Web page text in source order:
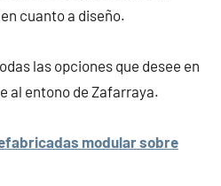
cuanto a diseño.
las opciones que desee en
al entono de Zafarraya.
modular sobre